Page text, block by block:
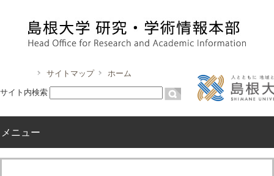
サイトマップ
ホーム
サイト内検索
メニュー